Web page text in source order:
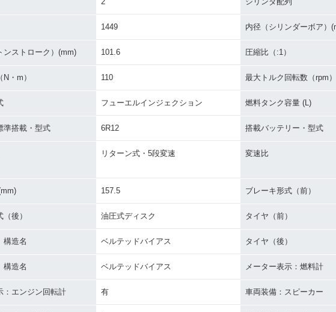
1449 内径（シリンダーボア）
ンストローク）(mm) 101.6 圧縮比（:1）
・m） 110 最大トルク回転数（rpm）
フューエルインジェクション 燃料タンク容量 (L)
準搭載・型式 6R12 搭載バッテリー・型式
リターン式・5段変速 変速比
157.5 ブレーキ形式（前）
後） 油圧式ディスク タイヤ（前）
構造名 ベルテッドバイアス タイヤ（後）
構造名 ベルテッドバイアス メーター表示：燃料計
：エンジン回転計 有 車両装備：スピーカー